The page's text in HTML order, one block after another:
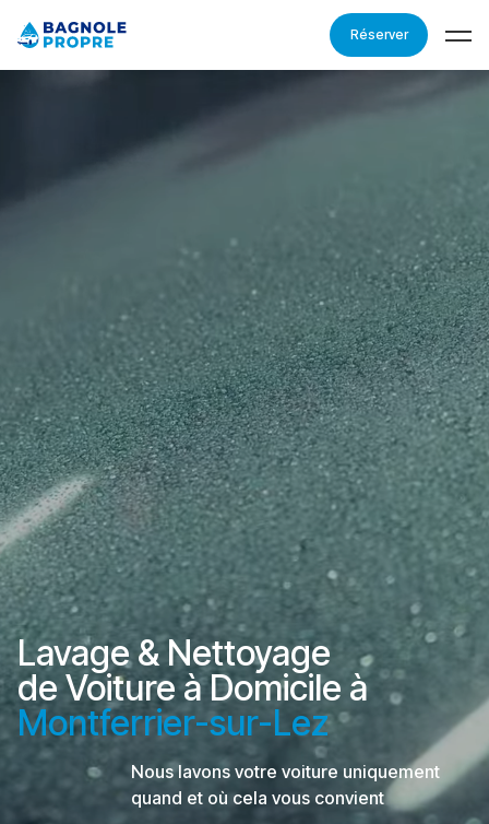
À PROPOS DE NOUS
POURQUOI NOUS?
PROCÉDURE
AVIS
FAQ
Réserver
Lavage & Nettoyage
de Voiture à Domicile à
Montferrier-sur-Lez
Nous lavons votre voiture uniquement
quand et où cela vous convient